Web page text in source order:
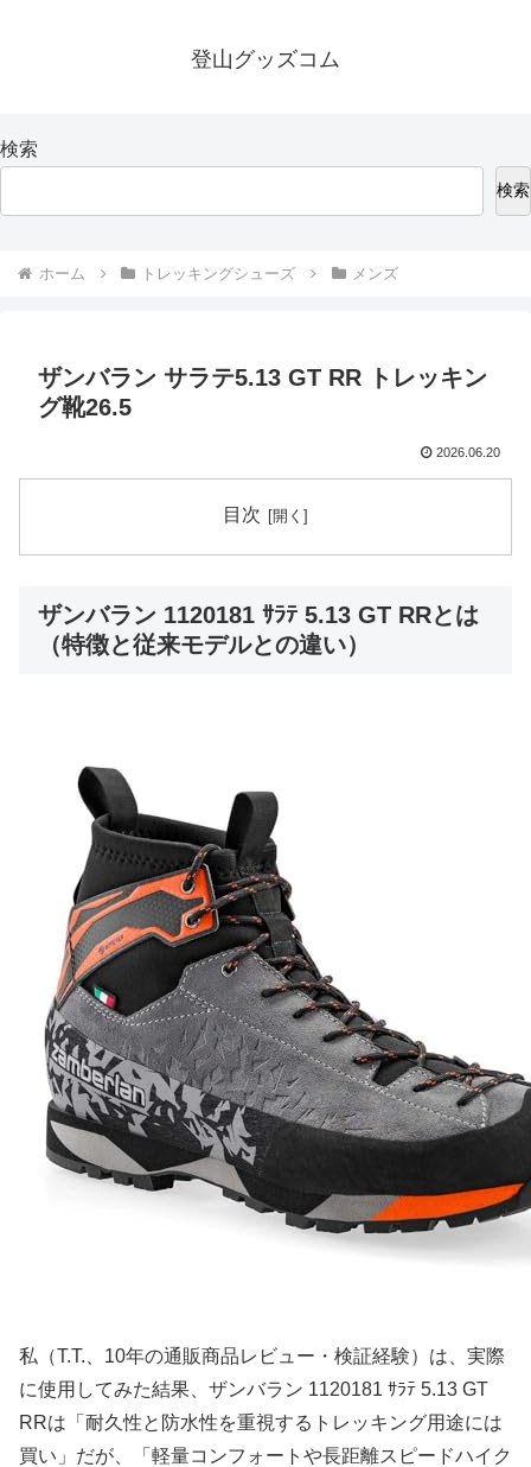
登山グッズコム
検索
検索
ホーム トレッキングシューズ メンズ
ザンバラン サラテ5.13 GT RR トレッキン
グ靴26.5
2026.06.20
目次
ザンバラン 1120181 ｻﾗﾃ 5.13 GT RRとは
（特徴と従来モデルとの違い）
私（T.T.、10年の通販商品レビュー・検証経験）は、実際
に使用してみた結果、ザンバラン 1120181 ｻﾗﾃ 5.13 GT
RRは「耐久性と防水性を重視するトレッキング用途には
買い」だが、「軽量コンフォートや長距離スピードハイク